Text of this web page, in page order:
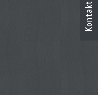
Kontakt